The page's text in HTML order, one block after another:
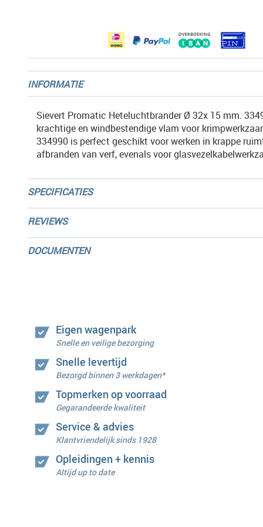
INFORMATIE
Sievert Promatic Heteluchtbrander Ø 32x 15 mm.
krachtige en windbestendige vlam voor
334990 is perfect geschikt voor werken in krappe
afbranden van verf, evenals voor
SPECIFICATIES
REVIEWS
DOCUMENTEN
Eigen wagenpark
Snelle en veilige bezorging
Snelle levertijd
Bezorgd binnen 3 werkdagen*
Topmerken op voorraad
Gegarandeerde kwaliteit
Service & advies
Klantvriendelijk sinds 1928
Opleidingen + kennis
Altijd up to date